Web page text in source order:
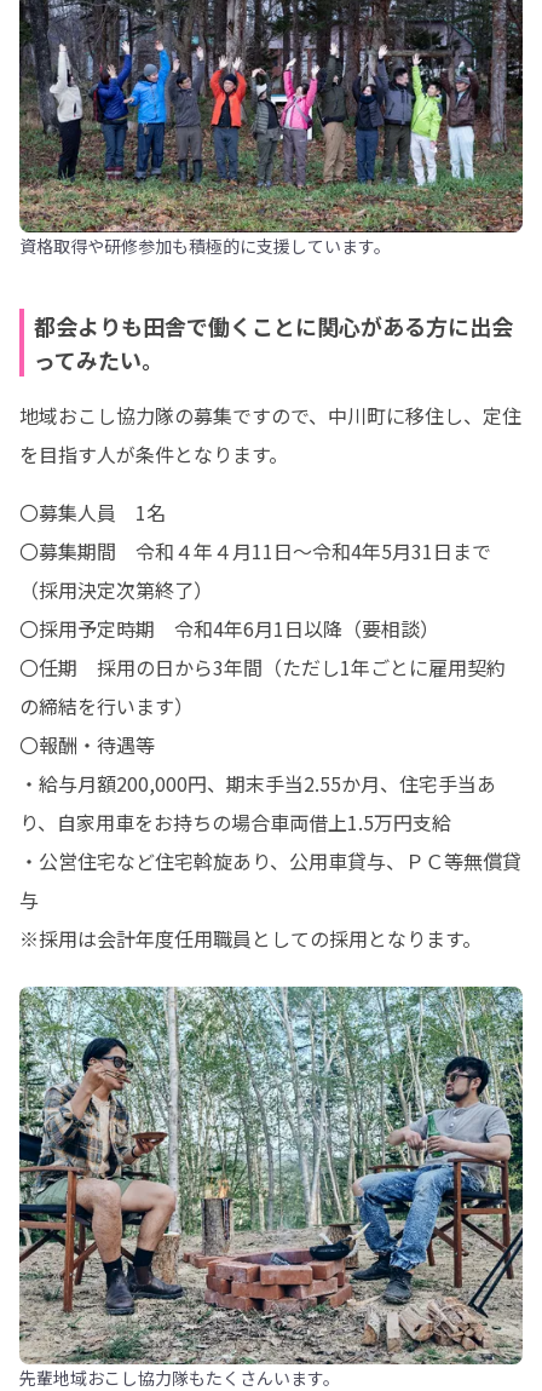
資格取得や研修参加も積極的に支援しています。
都会よりも田舎で働くことに関心がある方に出会
ってみたい。
地域おこし協力隊の募集ですので、中川町に移住し、定住
を目指す人が条件となります。
〇募集人員　1名
〇募集期間　令和４年４月11日～令和4年5月31日まで
（採用決定次第終了）
〇採用予定時期　令和4年6月1日以降（要相談）
〇任期　採用の日から3年間（ただし1年ごとに雇用契約
の締結を行います）
〇報酬・待遇等
・給与月額200,000円、期末手当2.55か月、住宅手当あ
り、自家用車をお持ちの場合車両借上1.5万円支給
・公営住宅など住宅斡旋あり、公用車貸与、ＰＣ等無償貸
与
※採用は会計年度任用職員としての採用となります。
先輩地域おこし協力隊もたくさんいます。